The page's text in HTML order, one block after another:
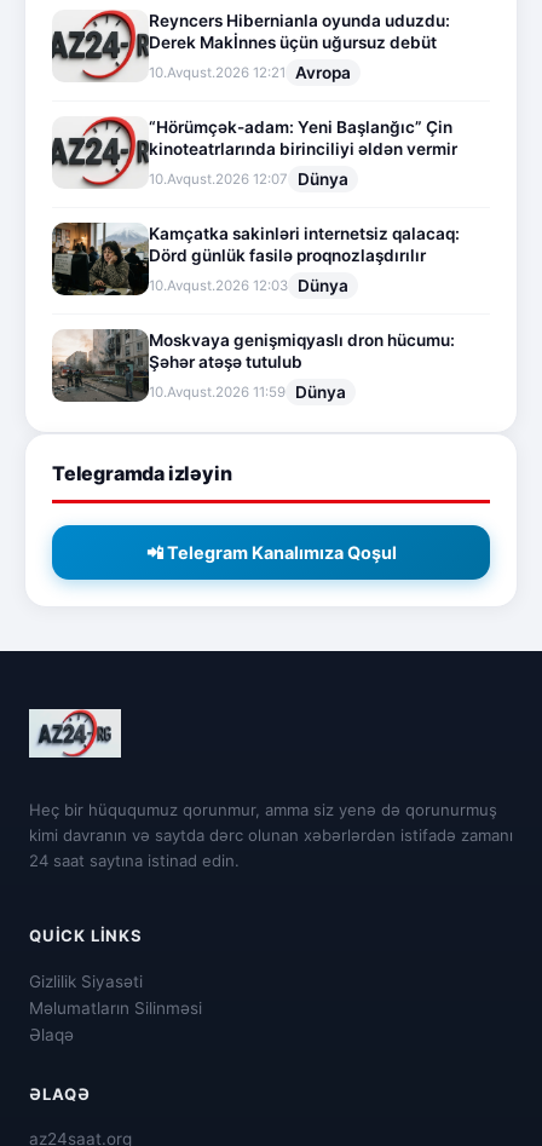
Reyncers Hibernianla oyunda uduzdu:
Derek Makİnnes üçün uğursuz debüt
10.Avqust.2026 12:21 Avropa
“Hörümçək-adam: Yeni Başlanğıc” Çin
kinoteatrlarında birinciliyi əldən vermir
10.Avqust.2026 12:07 Dünya
Kamçatka sakinləri internetsiz qalacaq:
Dörd günlük fasilə proqnozlaşdırılır
10.Avqust.2026 12:03 Dünya
Moskvaya genişmiqyaslı dron hücumu:
Şəhər atəşə tutulub
10.Avqust.2026 11:59 Dünya
Telegramda izləyin
📲 Telegram Kanalımıza Qoşul
Heç bir hüququmuz qorunmur, amma siz yenə də qorunurmuş
kimi davranın və saytda dərc olunan xəbərlərdən istifadə zamanı
24 saat saytına istinad edin.
QUICK LINKS
Gizlilik Siyasəti
Məlumatların Silinməsi
Əlaqə
ƏLAQƏ
az24saat.org